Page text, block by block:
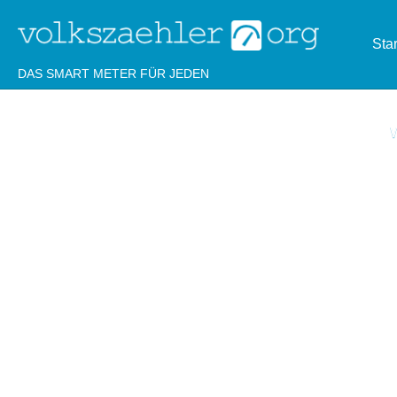
DAS SMART METER FÜR JEDEN